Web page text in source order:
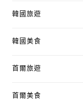
韓國旅遊
韓國美食
首爾旅遊
首爾美食